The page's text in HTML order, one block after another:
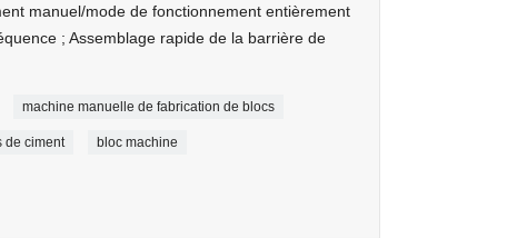
manuel/mode de fonctionnement entièrement
; Assemblage rapide de la barrière de
machine manuelle de fabrication de blocs
de ciment bloc machine